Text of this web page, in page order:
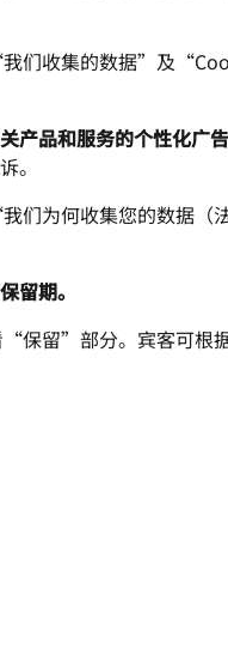
们收集的数据”及
产品和服务的个性化广
。
们为何收集您的数据（
留期。
保留”部分。宾客可根